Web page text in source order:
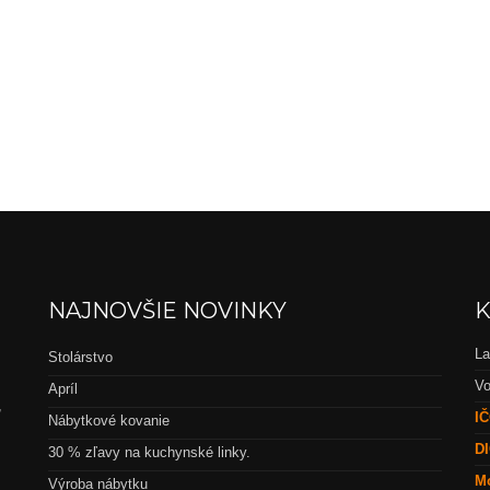
NAJNOVŠIE NOVINKY
Stolárstvo
Apríl
Nábytkové kovanie
30 % zľavy na kuchynské linky.
Výroba nábytku